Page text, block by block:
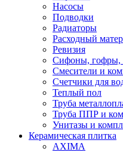
Насосы
Подводки
Радиаторы
Расходный
Ревизия
Сифоны, гофры,
Смесители и
Счетчики для
Теплый пол
Труба
Труба ППР и
Унитазы и
Керамическая плитка
AXIMA